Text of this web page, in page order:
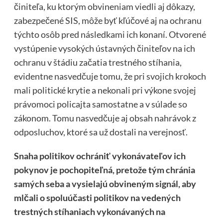
činiteľa, ku ktorým obvineniam viedli aj dôkazy,
zabezpečené SIS, môže byť kľúčové aj na ochranu
týchto osôb pred následkami ich konaní. Otvorené
vystúpenie vysokých ústavných činiteľov na ich
ochranu v štádiu začatia trestného stíhania,
evidentne nasvedčuje tomu, že pri svojich krokoch
mali politické krytie a nekonali pri výkone svojej
právomoci policajta samostatne a v súlade so
zákonom. Tomu nasvedčuje aj obsah nahrávok z
odposluchov, ktoré sa už dostali na verejnosť.
Snaha politikov ochrániť vykonávateľov ich
pokynov je pochopiteľná, pretože tým chránia
samých seba a vysielajú obvineným signál, aby
mlčali o spoluúčasti politikov na vedených
trestných stíhaniach vykonávaných na